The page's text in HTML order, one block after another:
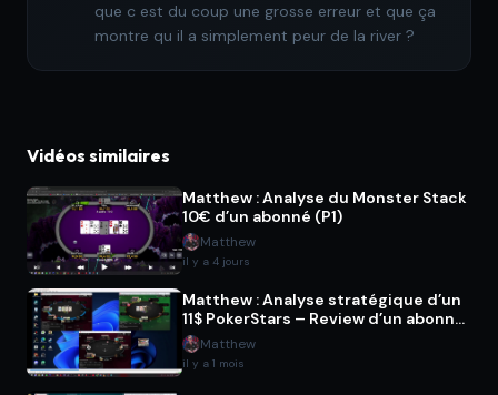
que c est du coup une grosse erreur et que ça
montre qu il a simplement peur de la river ?
Vidéos similaires
Matthew : Analyse du Monster Stack
10€ d’un abonné (P1)
Matthew
il y a 4 jours
Matthew : Analyse stratégique d’un
11$ PokerStars – Review d’un abonné
(P2)Matthew
il y a 1 mois